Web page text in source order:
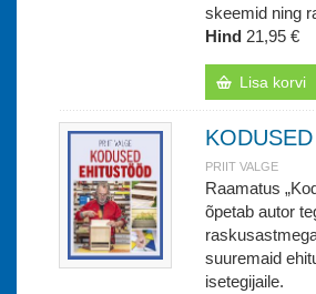
skeemid ning
Hind 21,95 €
Lisa korvi
PRIIT VALGE
Raamatus
õpetab autor
suuremaid
isetegijaile.